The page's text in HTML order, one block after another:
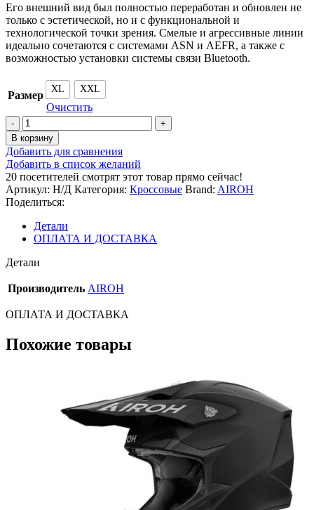
Его внешний вид был полностью переработан и обновлен не
только с эстетической, но и с функциональной и
технологической точки зрения. Смелые и агрессивные линии
идеально сочетаются с системами ASN и AEFR, а также с
возможностью установки системы связи Bluetooth.
Размер XL XXL
Очистить
Количество
товара
Внедорожный
шлем
Airoh
Twist
3
King
Red
Gloss
В корзину
Добавить для сравнения
Добавить в список желаний
20 посетителей смотрят этот товар прямо сейчас!
Артикул: Н/Д Категория: Кроссовые Brand: AIROH
Поделиться:
Детали
ОПЛАТА И ДОСТАВКА
Детали
Производитель AIROH
ОПЛАТА И ДОСТАВКА
Похожие товары